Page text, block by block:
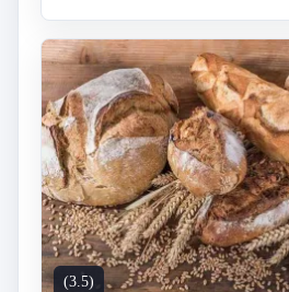
(3.5)